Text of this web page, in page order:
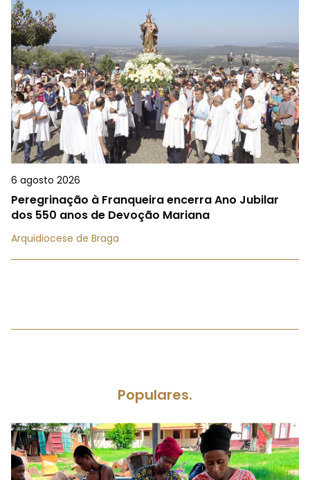
6 agosto 2026
Peregrinação à Franqueira encerra Ano Jubilar
dos 550 anos de Devoção Mariana
Arquidiocese de Braga
Populares.